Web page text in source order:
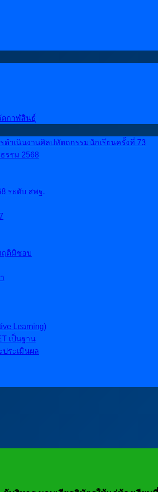
ดกาฬสินธุ์
ำเนินงานศิลปหัตถกรรมนักเรียนครั้งที่ 73
รรม 2568
ระดับ สพฐ.
ฤติมิชอบ
Learning)
เป็นฐาน
ระเมินผล